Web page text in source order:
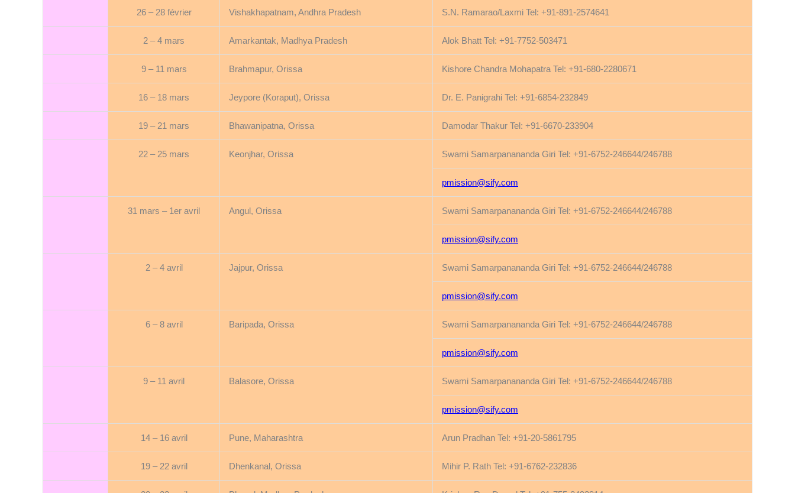
26 – 28 février Vishakhapatnam, Andhra Pradesh S.N. Ramarao/Laxmi Tel: +91-891-2574641
2 – 4 mars Amarkantak, Madhya Pradesh Alok Bhatt Tel: +91-7752-503471
9 – 11 mars Brahmapur, Orissa Kishore Chandra Mohapatra Tel: +91-680-2280671
16 – 18 mars Jeypore (Koraput), Orissa Dr. E. Panigrahi Tel: +91-6854-232849
19 – 21 mars Bhawanipatna, Orissa Damodar Thakur Tel: +91-6670-233904
22 – 25 mars Keonjhar, Orissa Swami Samarpanananda Giri Tel: +91-6752-246644/246788
pmission@sify.com
31 mars – 1er avril Angul, Orissa Swami Samarpanananda Giri Tel: +91-6752-246644/246788
pmission@sify.com
2 – 4 avril Jajpur, Orissa Swami Samarpanananda Giri Tel: +91-6752-246644/246788
pmission@sify.com
6 – 8 avril Baripada, Orissa Swami Samarpanananda Giri Tel: +91-6752-246644/246788
pmission@sify.com
9 – 11 avril Balasore, Orissa Swami Samarpanananda Giri Tel: +91-6752-246644/246788
pmission@sify.com
14 – 16 avril Pune, Maharashtra Arun Pradhan Tel: +91-20-5861795
19 – 22 avril Dhenkanal, Orissa Mihir P. Rath Tel: +91-6762-232836